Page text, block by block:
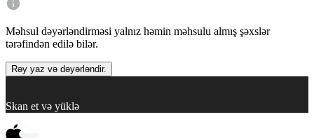
Məhsul dəyərləndirməsi yalnız həmin məhsulu almış şəxslər
tərəfindən edilə bilər.
Rəy yaz və dəyərləndir.
Skan et və yüklə